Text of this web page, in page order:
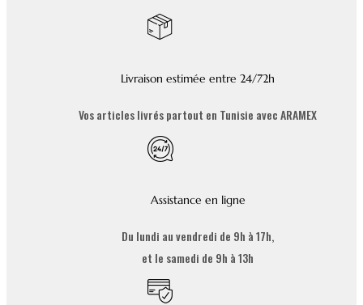
Livraison estimée entre 24/72h
Vos articles livrés partout en Tunisie avec ARAMEX
Assistance en ligne
Du lundi au vendredi de 9h à 17h,
et le samedi de 9h à 13h